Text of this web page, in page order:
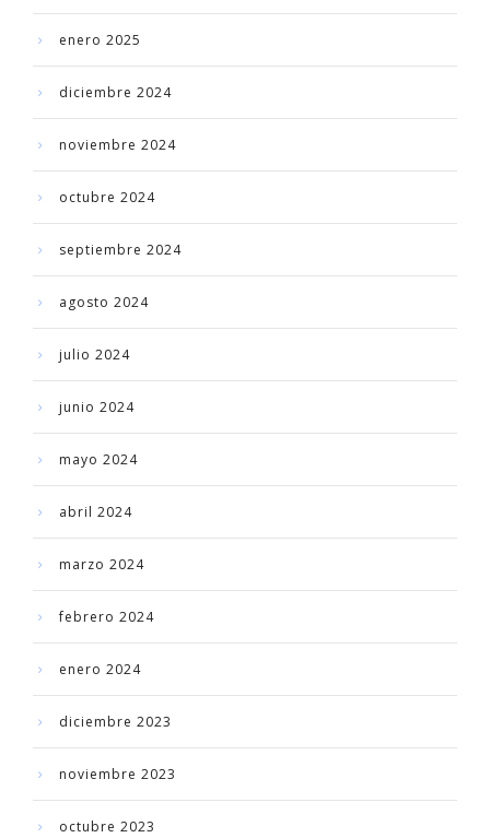
enero 2025
diciembre 2024
noviembre 2024
octubre 2024
septiembre 2024
agosto 2024
julio 2024
junio 2024
mayo 2024
abril 2024
marzo 2024
febrero 2024
enero 2024
diciembre 2023
noviembre 2023
octubre 2023